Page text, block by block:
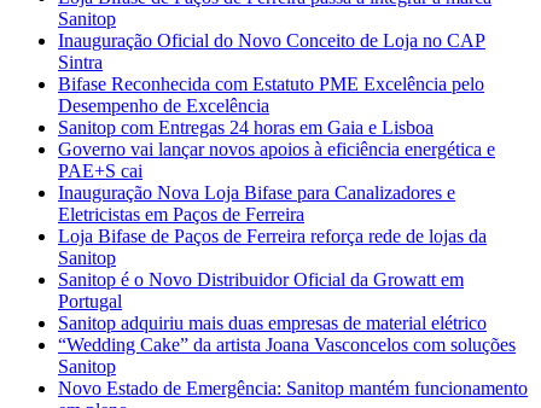
Sanitop
Inauguração Oficial do Novo Conceito de Loja no CAP
Sintra
Bifase Reconhecida com Estatuto PME Excelência pelo
Desempenho de Excelência
Sanitop com Entregas 24 horas em Gaia e Lisboa
Governo vai lançar novos apoios à eficiência energética e
PAE+S cai
Inauguração Nova Loja Bifase para Canalizadores e
Eletricistas em Paços de Ferreira
Loja Bifase de Paços de Ferreira reforça rede de lojas da
Sanitop
Sanitop é o Novo Distribuidor Oficial da Growatt em
Portugal
Sanitop adquiriu mais duas empresas de material elétrico
“Wedding Cake” da artista Joana Vasconcelos com soluções
Sanitop
Novo Estado de Emergência: Sanitop mantém funcionamento